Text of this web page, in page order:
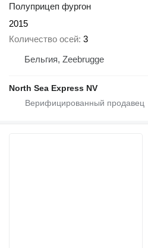
Полуприцеп фургон
2015
Количество осей 3
Бельгия, Zeebrugge
North Sea Express NV